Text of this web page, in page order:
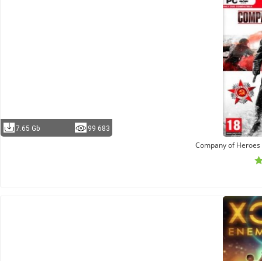
7.65 Gb 99 683
Company of Heroes